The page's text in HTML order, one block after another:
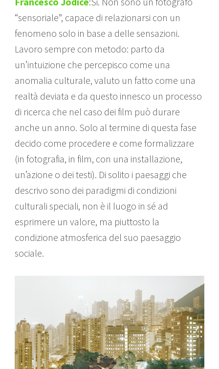
“sensoriale”, capace di relazionarsi con un
fenomeno solo in base a delle sensazioni.
Lavoro sempre con metodo: parto da
un’intuizione che percepisco come una
anomalia culturale, valuto un fatto come una
realtà deviata e da questo innesco un processo
di ricerca che nel caso dei film può durare
anche un anno. Solo al termine di questa fase
decido come procedere e come formalizzare
(in fotografia, in film, con una installazione,
un’azione o dei testi). Di solito i paesaggi che
descrivo sono dei paradigmi di condizioni
culturali speciali, non è il luogo in sé ad
esprimere un valore, ma piuttosto la
condizione atmosferica del suo paesaggio
sociale.